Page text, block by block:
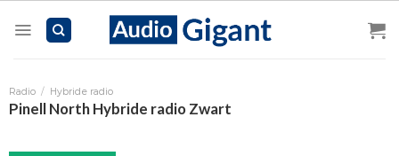
Radio / Hybride radio
Pinell North Hybride radio Zwart